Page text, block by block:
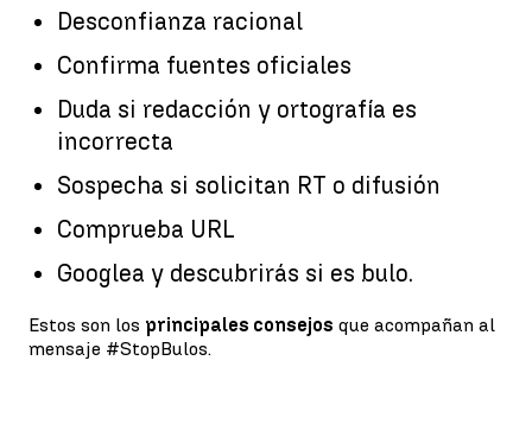
Desconfianza racional
Confirma fuentes oficiales
Duda si redacción y ortografía es
incorrecta
Sospecha si solicitan RT o difusión
Comprueba URL
Googlea y descubrirás si es bulo.
Estos son los principales consejos que acompañan al
mensaje #StopBulos.